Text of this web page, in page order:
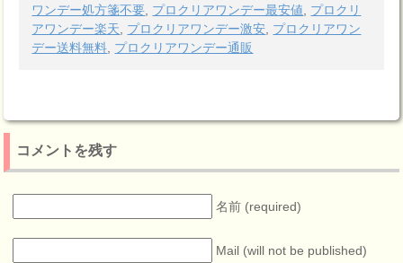
ワンデー処方箋不要 プロクリアワンデー最安値
プロクリ
アワンデー楽天
プロクリアワンデー激安 プロクリアワン
デー送料無料 プロクリアワンデー通販
コメントを残す
名前 (required)
Mail (will not be published)